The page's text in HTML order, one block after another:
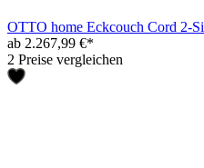
OTTO home Eckcouch Cord 2-
ab 2.267,99 €*
2 Preise vergleichen